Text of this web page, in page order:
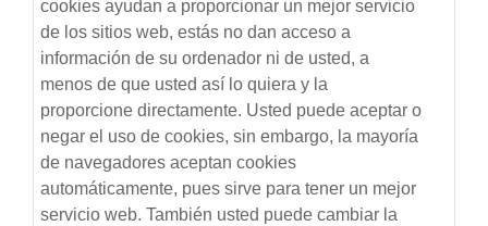
cookies ayudan a proporcionar un mejor servicio
de los sitios web, estás no dan acceso a
información de su ordenador ni de usted, a
menos de que usted así lo quiera y la
proporcione directamente. Usted puede aceptar o
negar el uso de cookies, sin embargo, la mayoría
de navegadores aceptan cookies
automáticamente, pues sirve para tener un mejor
servicio web. También usted puede cambiar la